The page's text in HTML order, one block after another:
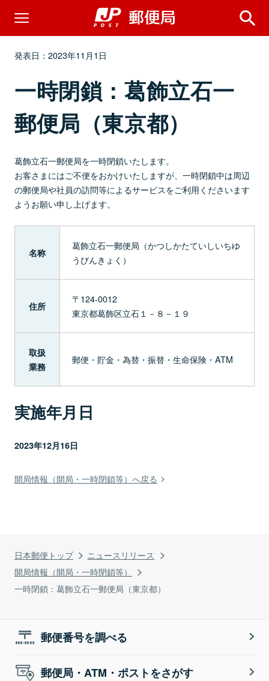
日本郵便トップ
ニュースリリース
開局情報（開局・一時閉鎖等）
一時閉鎖：葛飾立石一郵便局（東京都）
発表日：2023年11月1日
一時閉鎖：葛飾立石一
郵便局（東京都）
葛飾立石一郵便局を一時閉鎖いたします。
お客さまにはご不便をおかけいたしますが、一時閉鎖中は周辺
の郵便局や社員の訪問等によるサービスをご利用くださいます
ようお願い申し上げます。
名称
葛飾立石一郵便局（かつしかたていしいちゆ
うびんきょく）
住所
〒124-0012
東京都葛飾区立石１－８－１９
取扱
業務
郵便・貯金・為替・振替・生命保険・ATM
実施年月日
2023年12月16日
開局情報（開局・一時閉鎖等）へ戻る
郵便番号を調べる
郵便局・ATM・ポストをさがす